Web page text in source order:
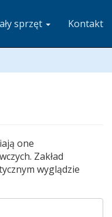
sprzęt Kontakt
one
Zakład
wyglądzie